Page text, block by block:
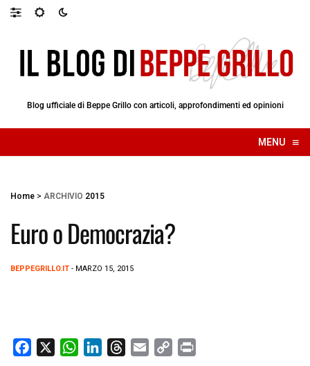
Blog ufficiale di Beppe Grillo con articoli, approfondimenti ed opinioni
MENU ≡
☰
Home > ARCHIVIO 2015
Euro o Democrazia?
BEPPEGRILLO.IT - MARZO 15, 2015
W